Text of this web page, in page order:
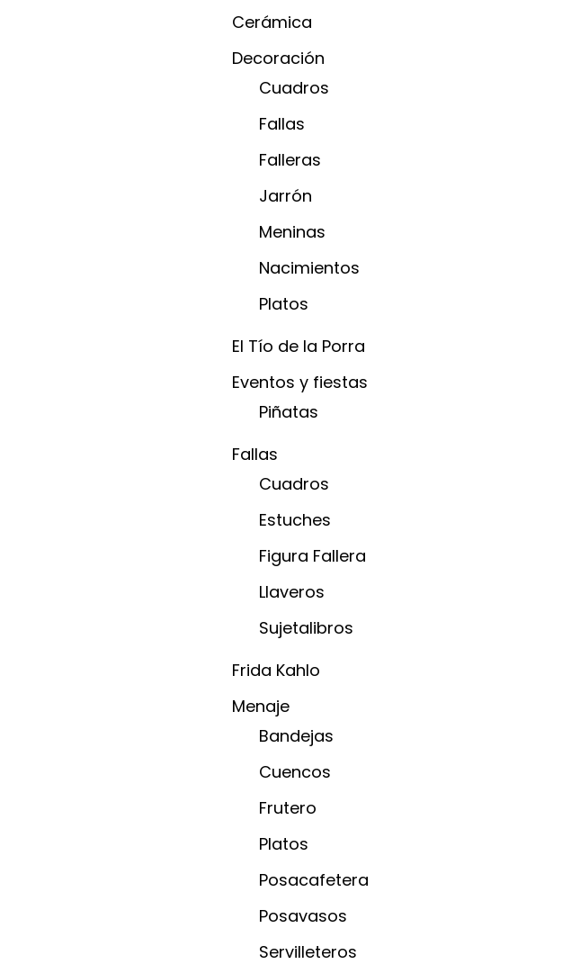
Cerámica
Decoración
Cuadros
Fallas
Falleras
Jarrón
Meninas
Nacimientos
Platos
El Tío de la Porra
Eventos y fiestas
Piñatas
Fallas
Cuadros
Estuches
Figura Fallera
Llaveros
Sujetalibros
Frida Kahlo
Menaje
Bandejas
Cuencos
Frutero
Platos
Posacafetera
Posavasos
Servilleteros